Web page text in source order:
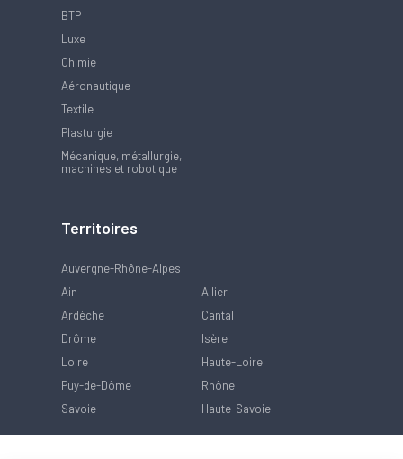
BTP
Luxe
Chimie
Aéronautique
Textile
Plasturgie
Mécanique, métallurgie,
machines et robotique
Territoires
Auvergne-Rhône-Alpes
Ain
Allier
Ardèche
Cantal
Drôme
Isère
Loire
Haute-Loire
Puy-de-Dôme
Rhône
Savoie
Haute-Savoie